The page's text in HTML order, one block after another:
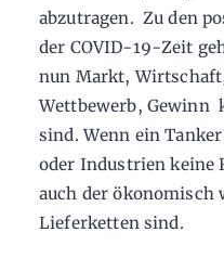
abzutragen. Zu den
der COVID-19-Zeit
nun Markt,
Wettbewerb, Gewinn
sind. Wenn ein
oder Industrien keine
auch der ökonomisch
Lieferketten sind.